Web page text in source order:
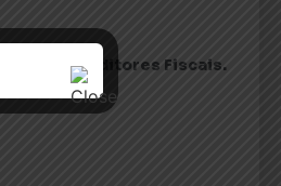
dos Auditores Fiscais.